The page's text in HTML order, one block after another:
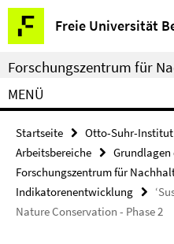
Springe
direkt
zu
Inhalt
Freie Universität
Service-
Navigation
Forschungszentrum für
MENÜ
Startseite
Otto-Suhr-
Arbeitsbereiche
Forschungszentrum für
Indikatorenentwicklung
Nature Conservation - Phase 2